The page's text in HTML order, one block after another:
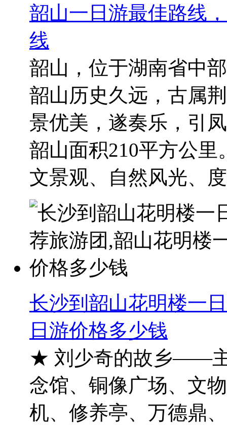
韶山一日游最佳路线
线
韶山，位于湖南省中
韶山历史久远，古属
景优美，遂奏乐，引
韶山面积210平方公里
文景观、自然风光、
长沙到韶山花明楼一
日游价格多少钱
★ 刘少奇的故乡——主
念馆、铜像广场、文
机、修养亭、万德鼎